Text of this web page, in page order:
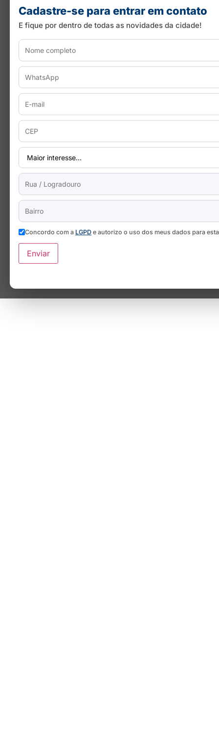
Cadastre-se para entrar em contato
E fique por dentro de todas as novidades da cidade!
Concordo com a LGPD e autorizo o uso dos meus dados para
Enviar